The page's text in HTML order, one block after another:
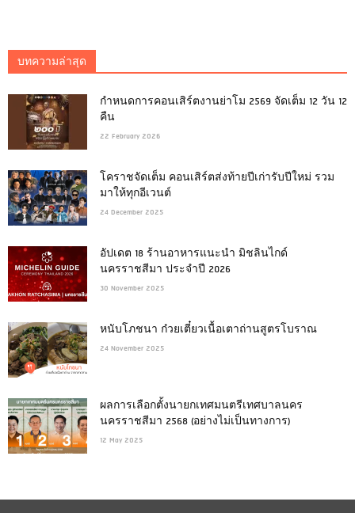
บทความล่าสุด
กำหนดการคอนเสิร์ตงานย่าโม 2569 จัดเต็ม 12 วัน 12
คืน
22 February 2026
โคราชจัดเต็ม คอนเสิร์ตส่งท้ายปีเก่ารับปีใหม่ รวม
มาให้ทุกอีเวนต์
24 December 2025
อัปเดต 18 ร้านอาหารแนะนำ มิชลินไกด์
นครราชสีมา ประจำปี 2026
30 November 2025
หนับโภชนา ก๋วยเตี๋ยวเนื้อเตาถ่านสูตรโบราณ
24 November 2025
ผลการเลือกตั้งนายกเทศมนตรีเทศบาลนคร
นครราชสีมา 2568 (อย่างไม่เป็นทางการ)
12 May 2025